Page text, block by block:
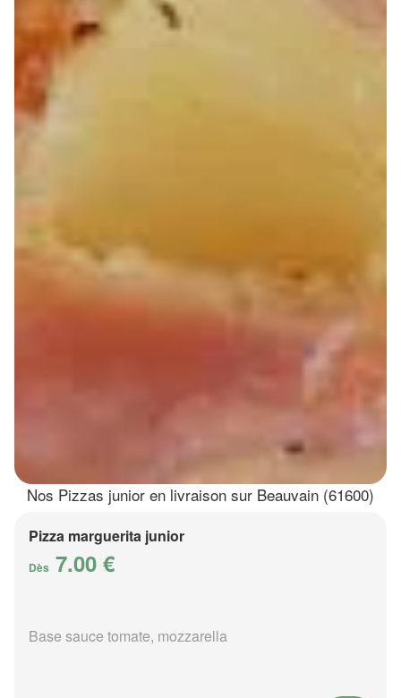
Nos Pizzas junior en livraison sur Beauvain (61600)
Pizza marguerita junior
Dès 7.00 €
Base sauce tomate, mozzarella